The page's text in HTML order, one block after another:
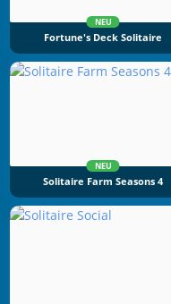
NEU
Fortune's Deck Solitaire
NEU
Solitaire Farm Seasons 4